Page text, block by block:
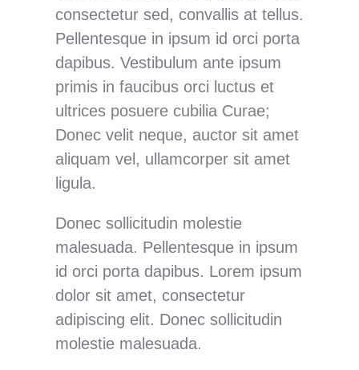
consectetur sed, convallis at tellus.
Pellentesque in ipsum id orci porta
dapibus. Vestibulum ante ipsum
primis in faucibus orci luctus et
ultrices posuere cubilia Curae;
Donec velit neque, auctor sit amet
aliquam vel, ullamcorper sit amet
ligula.
Donec sollicitudin molestie
malesuada. Pellentesque in ipsum
id orci porta dapibus. Lorem ipsum
dolor sit amet, consectetur
adipiscing elit. Donec sollicitudin
molestie malesuada.